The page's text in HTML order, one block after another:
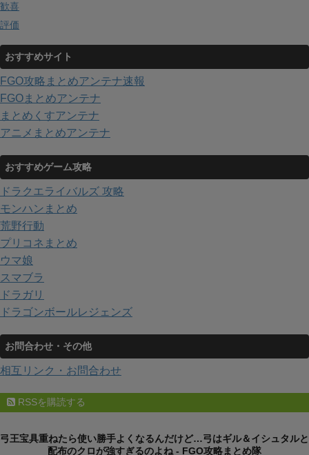
歓喜
評価
おすすめサイト
FGO攻略まとめアンテナ速報
FGOまとめアンテナ
まとめくすアンテナ
アニメまとめアンテナ
おすすめゲーム攻略
ドラクエライバルズ 攻略
モンハンまとめ
荒野行動
プリコネまとめ
ウマ娘
スマブラ
ドラガリ
ドラゴンボールレジェンズ
お問合わせ・その他
相互リンク・お問合わせ
RSSを購読する
弓王宝具重ねたら使い勝手よくなるんだけど…弓はギル＆イシュタルと
配布のクロが強すぎるのよね - FGO攻略まとめ隊